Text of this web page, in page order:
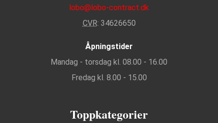
lobo@lobo-contract.dk
CVR: 34626650
Åpningstider
Mandag - torsdag kl. 08.00 - 16.00
Fredag kl. 8.00 - 15.00
Toppkategorier